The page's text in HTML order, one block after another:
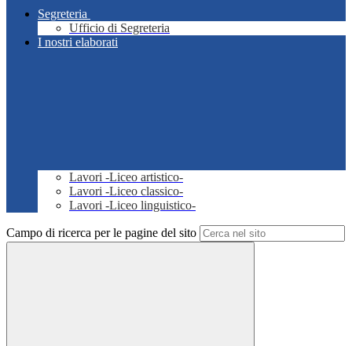
Segreteria
Ufficio di Segreteria
I nostri elaborati
Lavori -Liceo artistico-
Lavori -Liceo classico-
Lavori -Liceo linguistico-
Campo di ricerca per le pagine del sito